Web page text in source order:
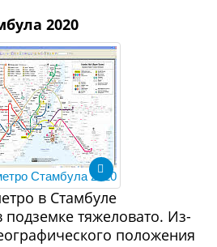
2020
Стамбула 2020
в Стамбуле
подземке тяжеловато. Из-
положения